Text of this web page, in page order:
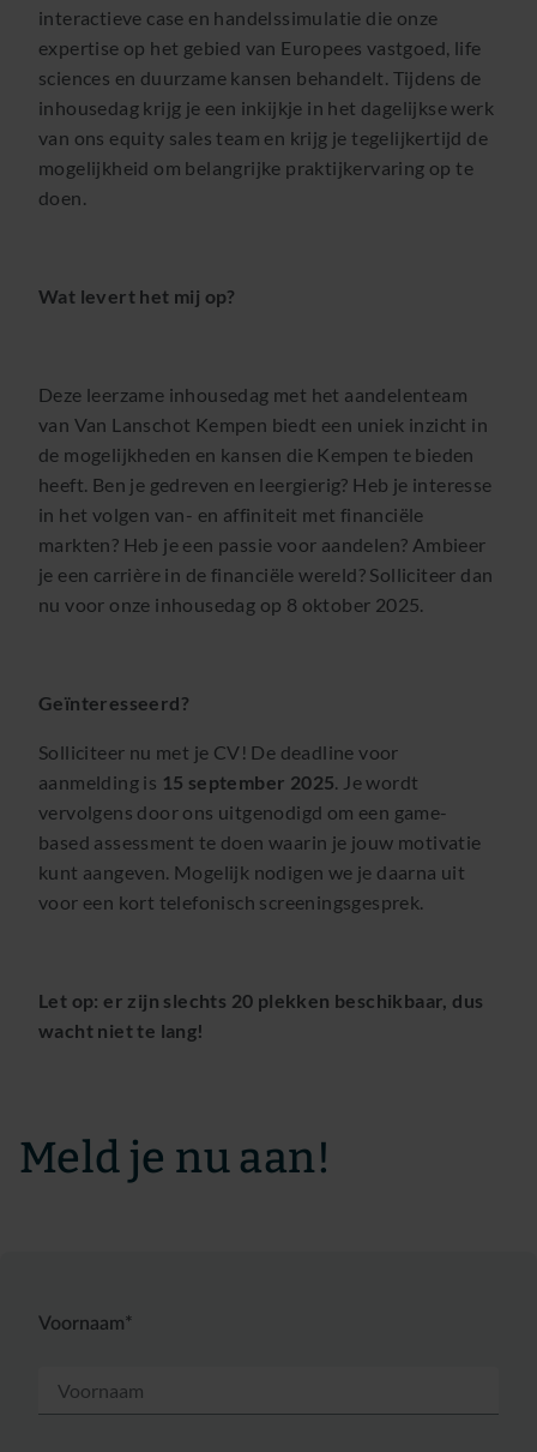
interactieve case en handelssimulatie die onze
expertise op het gebied van Europees vastgoed, life
sciences en duurzame kansen behandelt. Tijdens de
inhousedag krijg je een inkijkje in het dagelijkse werk
van ons equity sales team en krijg je tegelijkertijd de
mogelijkheid om belangrijke praktijkervaring op te
doen.
Wat levert het mij op?
Deze leerzame inhousedag met het aandelenteam
van Van Lanschot Kempen biedt een uniek inzicht in
de mogelijkheden en kansen die Kempen te bieden
heeft. Ben je gedreven en leergierig? Heb je interesse
in het volgen van- en affiniteit met financiële
markten? Heb je een passie voor aandelen? Ambieer
je een carrière in de financiële wereld? Solliciteer dan
nu voor onze inhousedag op 8 oktober 2025.
Geïnteresseerd?
Solliciteer nu met je CV! De deadline voor
aanmelding is 15 september 2025. Je wordt
vervolgens door ons uitgenodigd om een game-
based assessment te doen waarin je jouw motivatie
kunt aangeven. Mogelijk nodigen we je daarna uit
voor een kort telefonisch screeningsgesprek.
Let op: er zijn slechts 20 plekken beschikbaar, dus
wacht niet te lang!
Meld je nu aan!
Voornaam*